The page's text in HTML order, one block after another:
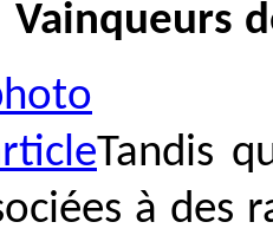
de la
Tandis
à